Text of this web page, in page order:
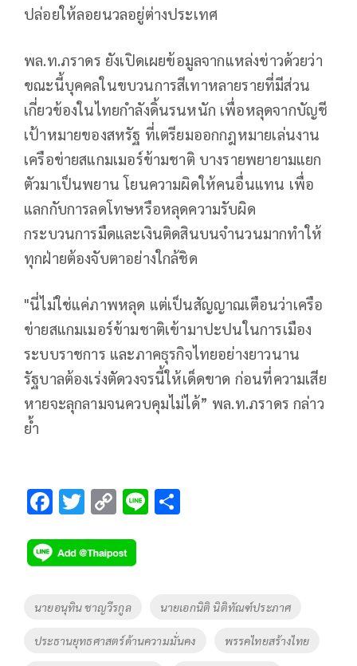
ปล่อยให้ลอยนวลอยู่ต่างประเทศ
พล.ท.ภราดร ยังเปิดเผยข้อมูลจากแหล่งข่าวด้วยว่า
ขณะนี้บุคคลในขบวนการสีเทาหลายรายที่มีส่วน
เกี่ยวข้องในไทยกำลังดิ้นรนหนัก เพื่อหลุดจากบัญชี
เป้าหมายของสหรัฐ ที่เตรียมออกกฎหมายเล่นงาน
เครือข่ายสแกมเมอร์ข้ามชาติ บางรายพยายามแยก
ตัวมาเป็นพยาน โยนความผิดให้คนอื่นแทน เพื่อ
แลกกับการลดโทษหรือหลุดความรับผิด
กระบวนการมืดและเงินติดสินบนจำนวนมากทำให้
ทุกฝ่ายต้องจับตาอย่างใกล้ชิด
"นี่ไม่ใช่แค่ภาพหลุด แต่เป็นสัญญาณเตือนว่าเครือ
ข่ายสแกมเมอร์ข้ามชาติเข้ามาปะปนในการเมือง
ระบบราชการ และภาคธุรกิจไทยอย่างยาวนาน
รัฐบาลต้องเร่งตัดวงจรนี้ให้เด็ดขาด ก่อนที่ความเสีย
หายจะลุกลามจนควบคุมไม่ได้” พล.ท.ภราดร กล่าว
ย้ำ
F
e
b
o
k
T
tt
er
C
p
y
Li
n
k
Li
Tags
นายอนุทิน ชาญวีรกูล นายเอกนิติ นิติทัณฑ์ประภาศ
ประธานยุทธศาสตร์ด้านความมั่นคง พรรคไทยสร้างไทย